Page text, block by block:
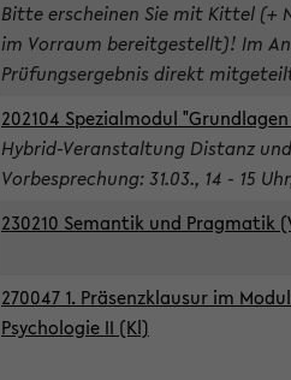
Bitte erscheinen Sie mit Kittel (+
im Vorraum bereitgestellt)! Im
Prüfungsergebnis direkt
202104 Spezialmodul
Hybrid-Veranstaltung Distanz
Vorbesprechung: 31.03., 14 - 15
230210 Semantik und Pragmatik
270047 1. Präsenzklausur im
Psychologie II (Kl)